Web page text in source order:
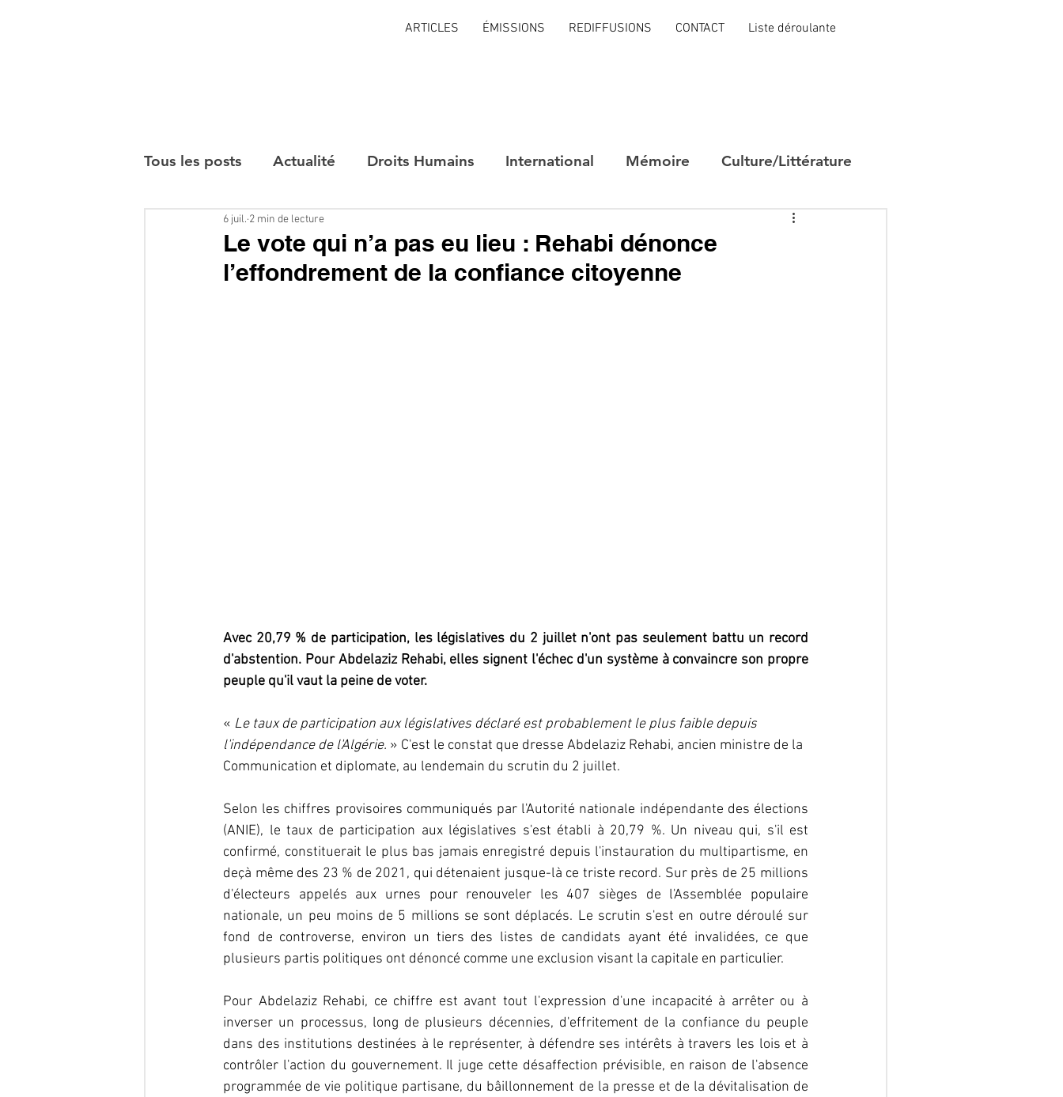
ARTICLES ÉMISSIONS REDIFFUSIONS CONTACT Liste déroulante
Tous les posts Actualité Droits Humains International Mémoire Culture/Littérature
Interviews
Le vote qui n’a pas eu lieu : Rehabi dénonce
l’effondrement de la confiance citoyenne
6 juil. 2 min de lecture
Avec 20,79 % de participation, les législatives du 2 juillet n'ont pas seulement battu un record
d'abstention. Pour Abdelaziz Rehabi, elles signent l'échec d'un système à convaincre son propre
peuple qu'il vaut la peine de voter.
« Le taux de participation aux législatives déclaré est probablement le plus faible depuis
l'indépendance de l'Algérie. » C'est le constat que dresse Abdelaziz Rehabi, ancien ministre de la
Communication et diplomate, au lendemain du scrutin du 2 juillet.
Selon les chiffres provisoires communiqués par l'Autorité nationale indépendante des élections
(ANIE), le taux de participation aux législatives s'est établi à 20,79 %. Un niveau qui, s'il est
confirmé, constituerait le plus bas jamais enregistré depuis l'instauration du multipartisme, en
deçà même des 23 % de 2021, qui détenaient jusque-là ce triste record. Sur près de 25 millions
d'électeurs appelés aux urnes pour renouveler les 407 sièges de l'Assemblée populaire
nationale, un peu moins de 5 millions se sont déplacés. Le scrutin s'est en outre déroulé sur
fond de controverse, environ un tiers des listes de candidats ayant été invalidées, ce que
plusieurs partis politiques ont dénoncé comme une exclusion visant la capitale en particulier.
Pour Abdelaziz Rehabi, ce chiffre est avant tout l'expression d'une incapacité à arrêter ou à
inverser un processus, long de plusieurs décennies, d'effritement de la confiance du peuple
dans des institutions destinées à le représenter, à défendre ses intérêts à travers les lois et à
contrôler l'action du gouvernement. Il juge cette désaffection prévisible, en raison de l'absence
programmée de vie politique partisane, du bâillonnement de la presse et de la dévitalisation de